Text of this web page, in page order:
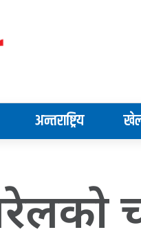
अन्तराष्ट्रिय